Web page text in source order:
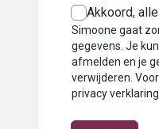
Akkoord,
Simoone gaat
gegevens. Je
afmelden en je
verwijderen.
privacy verklaring.